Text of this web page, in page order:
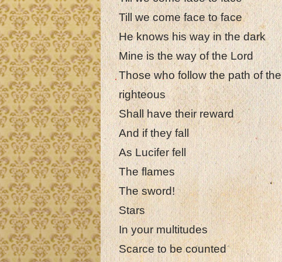
Till we come face to face
He knows his way in the dark
Mine is the way of the Lord
Those who follow the path of the
righteous
Shall have their reward
And if they fall
As Lucifer fell
The flames
The sword!
Stars
In your multitudes
Scarce to be counted